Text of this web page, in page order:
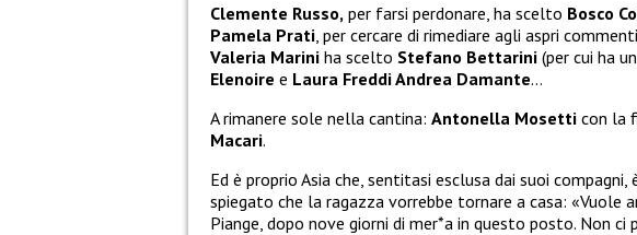
Clemente Russo, per farsi perdonare, ha scelto Bosco
Pamela Prati , per cercare di rimediare agli aspri
Valeria Marini ha scelto Stefano Bettarini (per cui ha
Elenoire e Laura Freddi Andrea Damante…
A rimanere sole nella cantina: Antonella Mosetti con la
Macari.
Ed è proprio Asia che, sentitasi esclusa dai suoi
spiegato che la ragazza vorrebbe tornare a casa: «Vuole
Piange, dopo nove giorni di mer*a in questo posto. Non ci